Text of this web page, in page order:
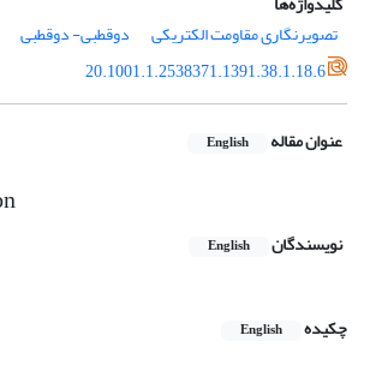
تصویرنگاری مقاومت الکتریکی
دوقطبی- دوقطبی
20.1001.1.2538371.1391.38.1.18.6
عنوان مقاله English
نویسندگان English
چکیده English